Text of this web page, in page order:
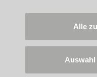
Alle
Auswahl